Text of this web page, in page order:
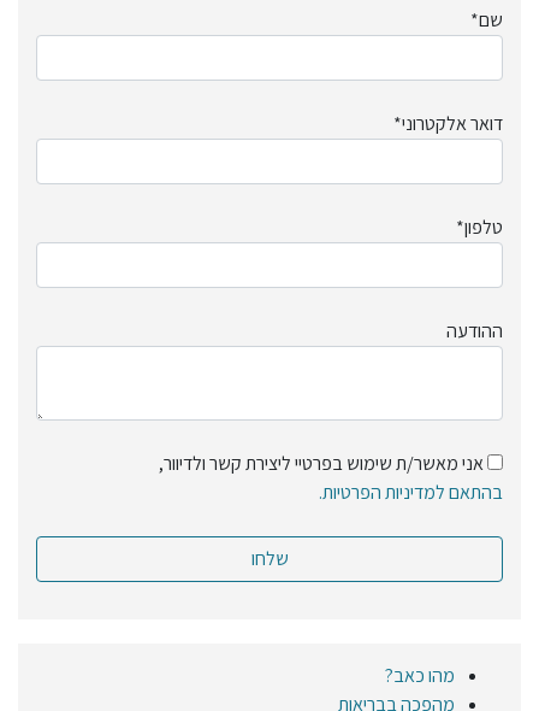
שם*
דואר אלקטרוני*
טלפון*
ההודעה
אני מאשר/ת שימוש בפרטיי ליצירת קשר ולדיוור,
בהתאם למדיניות הפרטיות.
מהו כאב?
מהפכה בבריאות